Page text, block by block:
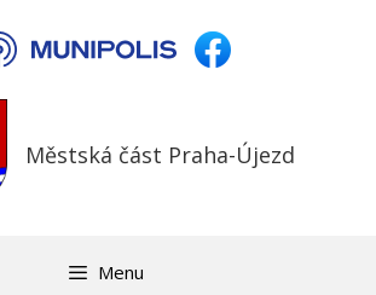
Městská část Praha-Újezd
Menu